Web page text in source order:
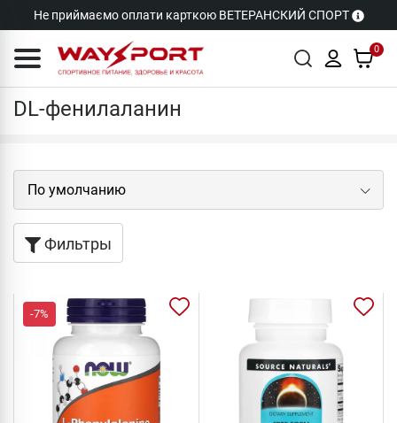
Не приймаємо оплати карткою ВЕТЕРАНСКИЙ СПОРТ
0
Фенилаланин
DL-фенилаланин
Фильтры
-7%